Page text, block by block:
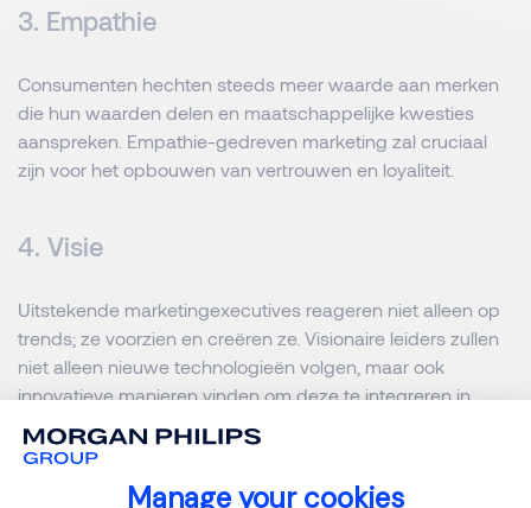
3. Empathie
Consumenten hechten steeds meer waarde aan merken
die hun waarden delen en maatschappelijke kwesties
aanspreken. Empathie-gedreven marketing zal cruciaal
zijn voor het opbouwen van vertrouwen en loyaliteit.
4. Visie
Uitstekende marketingexecutives reageren niet alleen op
trends; ze voorzien en creëren ze. Visionaire leiders zullen
niet alleen nieuwe technologieën volgen, maar ook
innovatieve manieren vinden om deze te integreren in
holistische merkstrategieën.
Iris Schats benadrukt: